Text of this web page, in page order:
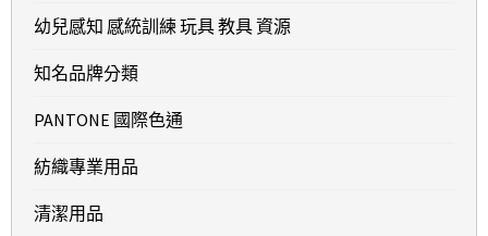
幼兒感知 感統訓練 玩具 教具 資源
知名品牌分類
PANTONE 國際色通
紡織專業用品
清潔用品